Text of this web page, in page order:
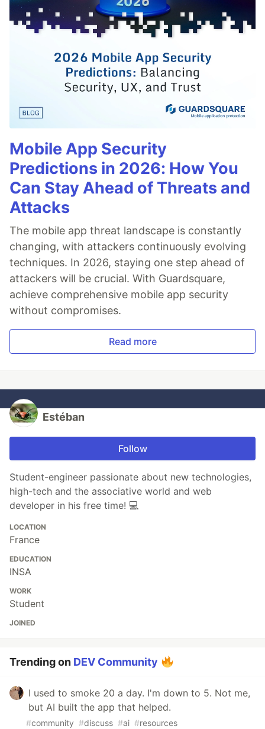
Mobile App Security
Predictions in 2026: How You
Can Stay Ahead of Threats and
Attacks
The mobile app threat landscape is constantly
changing, with attackers continuously evolving
techniques. In 2026, staying one step ahead of
attackers will be crucial. With Guardsquare,
achieve comprehensive mobile app security
without compromises.
Read more
Estéban
Follow
Student-engineer passionate about new technologies,
high-tech and the associative world and web
developer in his free time! 💻
LOCATION
France
EDUCATION
INSA
WORK
Student
JOINED
Trending on DEV Community
I used to smoke 20 a day. I'm down to 5. Not me,
but AI built the app that helped.
#community #discuss #ai #resources